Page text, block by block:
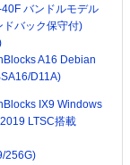
バンドルモデル
ドバック保守付)
A16 Debian
D11A)
IX9 Windows
LTSC搭載
256G)